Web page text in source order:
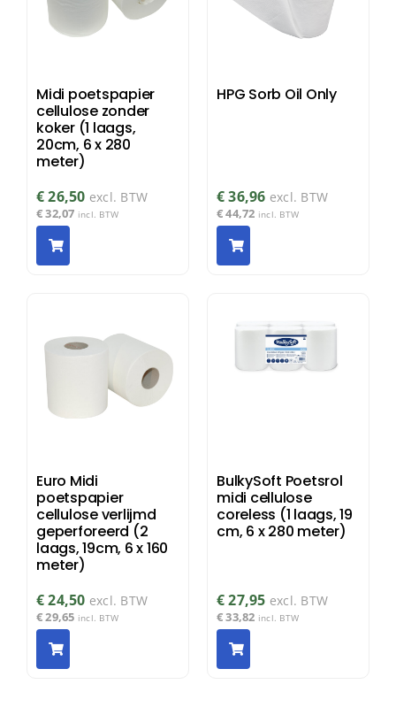
Midi poetspapier
cellulose zonder
koker (1 laags,
20cm, 6 x 280
meter)
€26,50 excl. BTW
€32,07 incl. BTW
HPG Sorb Oil Only
€36,96 excl. BTW
€44,72 incl. BTW
Euro Midi
poetspapier
cellulose verlijmd
geperforeerd (2
laags, 19cm, 6 x 160
meter)
€24,50 excl. BTW
€29,65 incl. BTW
BulkySoft Poetsrol
midi cellulose
coreless (1 laags, 19
cm, 6 x 280 meter)
€27,95 excl. BTW
€33,82 incl. BTW